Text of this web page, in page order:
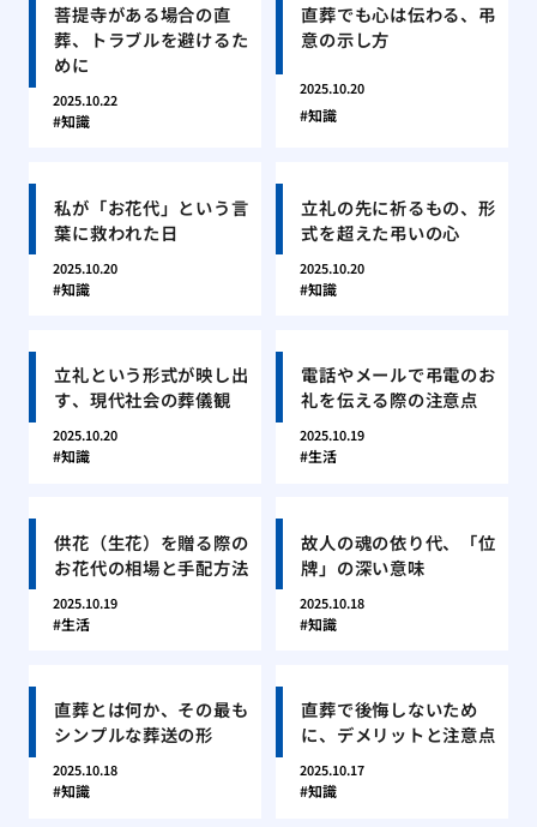
菩提寺がある場合の直
葬、トラブルを避けるた
めに
2025.10.22
知識
直葬でも心は伝わる、弔
意の示し方
2025.10.20
知識
私が「お花代」という言
葉に救われた日
2025.10.20
知識
立礼の先に祈るもの、形
式を超えた弔いの心
2025.10.20
知識
立礼という形式が映し出
す、現代社会の葬儀観
2025.10.20
知識
電話やメールで弔電のお
礼を伝える際の注意点
2025.10.19
生活
供花（生花）を贈る際の
お花代の相場と手配方法
2025.10.19
生活
故人の魂の依り代、「位
牌」の深い意味
2025.10.18
知識
直葬とは何か、その最も
シンプルな葬送の形
2025.10.18
知識
直葬で後悔しないため
に、デメリットと注意点
2025.10.17
知識